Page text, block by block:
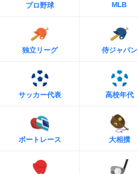
プロ野球 MLB
独立リーグ 侍ジャパン
サッカー代表 高校年代
ボートレース 大相撲